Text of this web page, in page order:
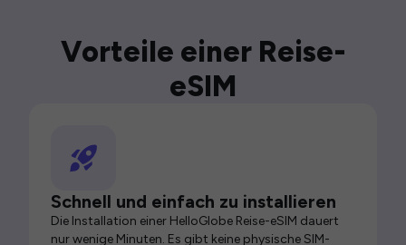
Vorteile einer Reise-
eSIM
Schnell und einfach zu installieren
Die Installation einer HelloGlobe Reise-eSIM dauert
nur wenige Minuten. Es gibt keine physische SIM-